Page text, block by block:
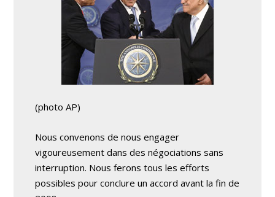
(photo AP)
Nous convenons de nous engager
vigoureusement dans des négociations sans
interruption. Nous ferons tous les efforts
possibles pour conclure un accord avant la fin de